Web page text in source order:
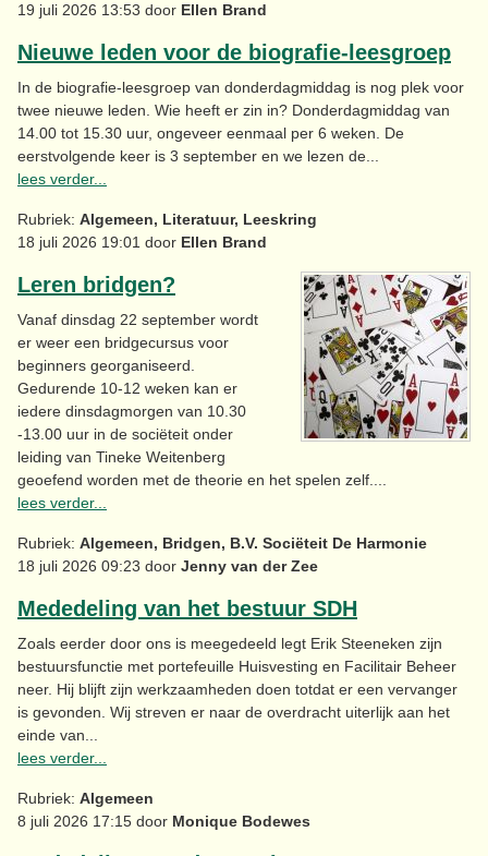
19 juli 2026 13:53 door Ellen Brand
Nieuwe leden voor de biografie-leesgroep
In de biografie-leesgroep van donderdagmiddag is nog plek voor
twee nieuwe leden. Wie heeft er zin in? Donderdagmiddag van
14.00 tot 15.30 uur, ongeveer eenmaal per 6 weken. De
eerstvolgende keer is 3 september en we lezen de...
lees verder...
Rubriek: Algemeen, Literatuur, Leeskring
18 juli 2026 19:01 door Ellen Brand
Leren bridgen?
Vanaf dinsdag 22 september wordt
er weer een bridgecursus voor
beginners georganiseerd.
Gedurende 10-12 weken kan er
iedere dinsdagmorgen van 10.30
-13.00 uur in de sociëteit onder
leiding van Tineke Weitenberg
geoefend worden met de theorie en het spelen zelf....
lees verder...
Rubriek: Algemeen, Bridgen, B.V. Sociëteit De Harmonie
18 juli 2026 09:23 door Jenny van der Zee
Mededeling van het bestuur SDH
Zoals eerder door ons is meegedeeld legt Erik Steeneken zijn
bestuursfunctie met portefeuille Huisvesting en Facilitair Beheer
neer. Hij blijft zijn werkzaamheden doen totdat er een vervanger
is gevonden. Wij streven er naar de overdracht uiterlijk aan het
einde van...
lees verder...
Rubriek: Algemeen
8 juli 2026 17:15 door Monique Bodewes